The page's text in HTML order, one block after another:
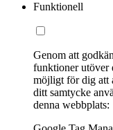
Funktionell
Genom att
funktioner utöver
möjligt för dig att
ditt samtycke
denna webbplats: